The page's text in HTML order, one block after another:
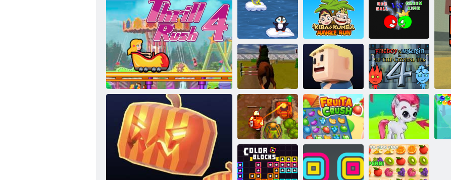
Nervenkitzel Rush 4
Pinguin Sprung
Kiba und
Kumba:
Dschungellauf
Roter Ball gegen
Green King
Jumping Horse
3D
Kogama: Oma
Parkour
Feuer und
Wasser 4:
Kristalltempel
Verfluchter
Schatz 2
Fruita Crush
Bubble Gemes -
3 Gewinnt